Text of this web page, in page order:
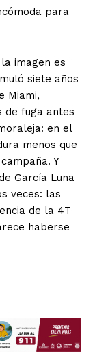
para
imagen es
siete años
Miami,
de fuga antes
en el
menos que
Y
García Luna
veces: las
de la 4T
haberse